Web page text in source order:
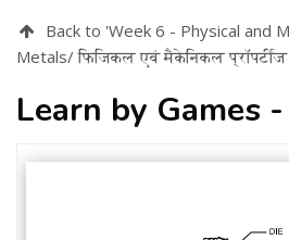
Back to 'Week 6 - Physical and
Metals/ फिजिकल एवं मैकेनिकल
Learn by Games